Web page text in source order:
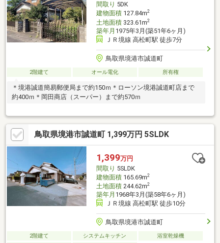
間取り 5DK
建物面積127.84m2
土地面積323.61m2
築年月 1975年3月(築51年6ヶ月)
ＪＲ境線 高松町駅 徒歩7分
鳥取県境港市誠道町
2階建て オール電化 所有権
＊境港誠道簡易郵便局まで約150ｍ＊ローソン境港誠道町店まで
約400ｍ＊岡田商店（スーパー）まで約570ｍ
鳥取県境港市誠道町 1,399万円 5SLDK
1,399万円
間取り 5SLDK
建物面積165.69m2
土地面積244.62m2
築年月 1968年3月(築58年6ヶ月)
ＪＲ境線 高松町駅 徒歩10分
鳥取県境港市誠道町
2階建て システムキッチン 浴室乾燥機